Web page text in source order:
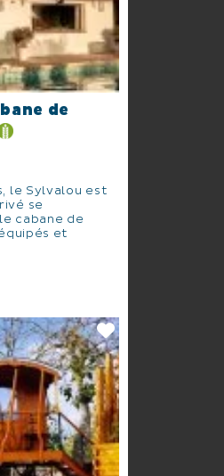
de
le Sylvalou est
se
cabane de
et